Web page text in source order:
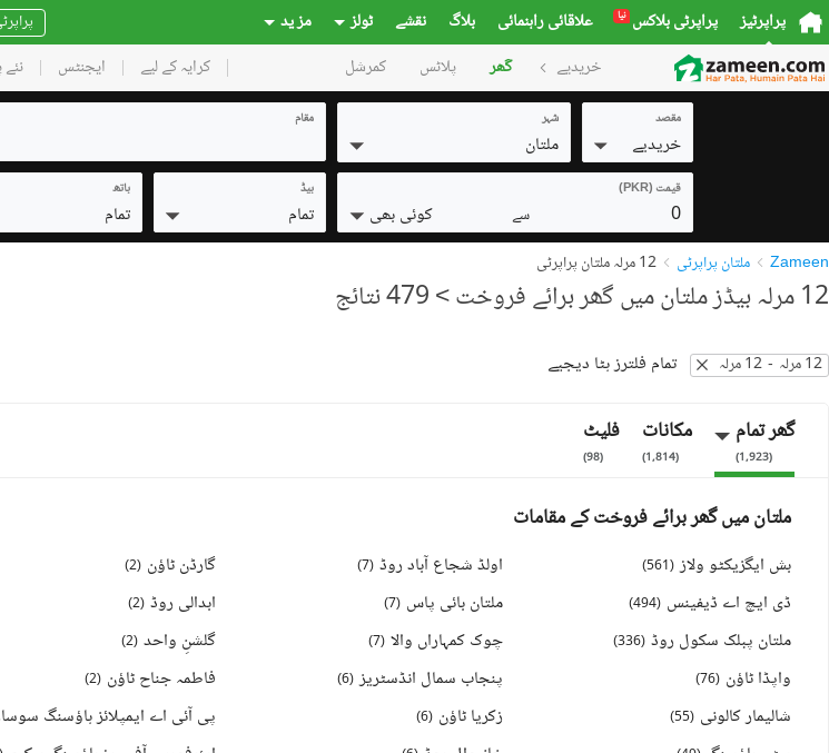
پراپرٹیز پراپرٹی بلاکس نیا علاقائی راہنمائی بلاگ نقشے ٹولز مز ید
خریدیے گھر پلاٹس کمرشل کرایہ کے لیے ایجنٹس
مقصد
خریدیے
شہر
ملتان
مقام
قیمت (PKR)
0 سے کوئی بھی
بیڈ
تمام
باتھ
تمام
Zameen ملتان پراپرٹی 12 مرلہ ملتان پراپرٹی
12 مرلہ بیڈز ملتان میں گھر برائے فروخت > 479 نتائج
12 مرلہ - 12 مرلہ تمام فلترز ہٹا دیجیے
گھر تمام
(
1,923
)
مکانات
(
1,814
)
فلیٹ
(
98
)
ملتان میں گھر برائے فروخت کے مقامات
بش ایگزیکٹو ولاز (
561
)
ڈی ایچ اے ڈیفینس (
494
)
ملتان پبلک سکول روڈ (
336
)
واپڈا ٹاؤن (
76
)
شالیمار کالونی (
55
)
اولڈ شجاع آباد روڈ (
7
)
ملتان بائی پاس (
7
)
چوک کمہاراں والا (
7
)
پنجاب سمال انڈسٹریز (
6
)
زکریا ٹاؤن (
6
)
گارڈن ٹاؤن (
2
)
ابدالی روڈ (
2
)
گلشنِ واحد (
2
)
فاطمہ جناح ٹاؤن (
2
)